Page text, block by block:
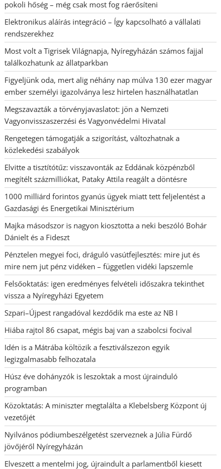
pokoli hőség – még csak most fog ráerősíteni
Elektronikus aláírás integráció – Így kapcsolható a vállalati
rendszerekhez
Most volt a Tigrisek Világnapja, Nyíregyházán számos fajjal
találkozhatunk az állatparkban
Figyeljünk oda, mert alig néhány nap múlva 130 ezer magyar
ember személyi igazolványa lesz hirtelen használhatatlan
Megszavazták a törvényjavaslatot: jön a Nemzeti
Vagyonvisszaszerzési és Vagyonvédelmi Hivatal
Rengetegen támogatják a szigorítást, változhatnak a
közlekedési szabályok
Elvitte a tisztítótűz: visszavonták az Eddának közpénzből
megítélt százmilliókat, Pataky Attila reagált a döntésre
1000 milliárd forintos gyanús ügyek miatt tett feljelentést a
Gazdasági és Energetikai Minisztérium
Majka másodszor is nagyon kiosztotta a neki beszóló Bohár
Dánielt és a Fideszt
Pénztelen megyei foci, dráguló vasútfejlesztés: mire jut és
mire nem jut pénz vidéken – független vidéki lapszemle
Felsőoktatás: igen eredményes felvételi időszakra tekinthet
vissza a Nyíregyházi Egyetem
Szpari–Újpest rangadóval kezdődik ma este az NB I
Hiába rajtol 86 csapat, mégis baj van a szabolcsi focival
Idén is a Mátrába költözik a fesztiválszezon egyik
legizgalmasabb felhozatala
Húsz éve dohányzók is leszoktak a most újrainduló
programban
Közoktatás: A miniszter megtalálta a Klebelsberg Központ új
vezetőjét
Nyilvános pódiumbeszélgetést szerveznek a Júlia Fürdő
jövőjéről Nyíregyházán
Elveszett a mentelmi jog, újraindult a parlamentből kiesett